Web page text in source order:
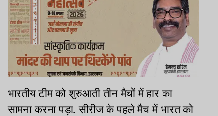
भारतीय टीम को शुरुआती तीन मैचों में हार का
सामना करना पड़ा. सीरीज के पहले मैच में भारत को